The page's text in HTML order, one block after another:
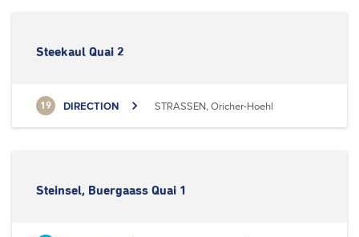
Steekaul Quai 2
19 DIRECTION STRASSEN, Oricher-Hoehl
Steinsel, Buergaass Quai 1